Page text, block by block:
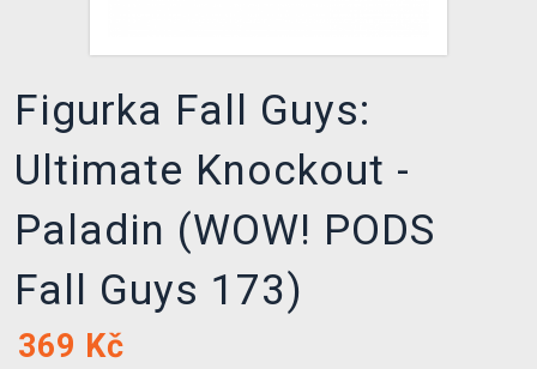
Figurka Fall Guys:
Ultimate Knockout -
Paladin (WOW! PODS
Fall Guys 173)
369 Kč